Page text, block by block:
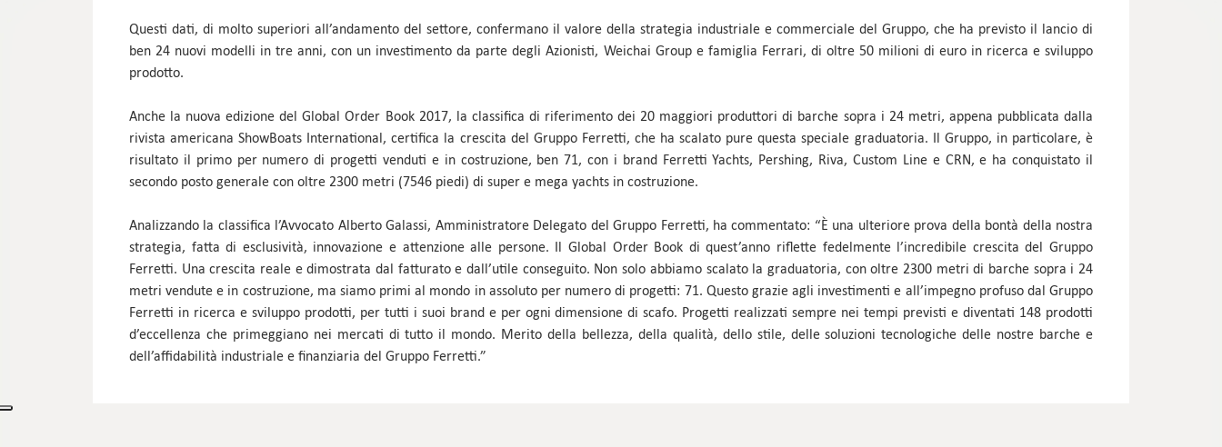
Questi dati, di molto superiori all’andamento del settore, confermano il valore della strategia industriale e commerciale del Gruppo, che ha previsto il lancio di
ben 24 nuovi modelli in tre anni, con un investimento da parte degli Azionisti, Weichai Group e famiglia Ferrari, di oltre 50 milioni di euro in ricerca e sviluppo
prodotto.
Anche la nuova edizione del Global Order Book 2017, la classifica di riferimento dei 20 maggiori produttori di barche sopra i 24 metri, appena pubblicata dalla
rivista americana ShowBoats International, certifica la crescita del Gruppo Ferretti, che ha scalato pure questa speciale graduatoria. Il Gruppo, in particolare, è
risultato il primo per numero di progetti venduti e in costruzione, ben 71, con i brand Ferretti Yachts, Pershing, Riva, Custom Line e CRN, e ha conquistato il
secondo posto generale con oltre 2300 metri (7546 piedi) di super e mega yachts in costruzione.
Analizzando la classifica l’Avvocato Alberto Galassi, Amministratore Delegato del Gruppo Ferretti, ha commentato: “È una ulteriore prova della bontà della nostra
strategia, fatta di esclusività, innovazione e attenzione alle persone. Il Global Order Book di quest’anno riflette fedelmente l’incredibile crescita del Gruppo
Ferretti. Una crescita reale e dimostrata dal fatturato e dall’utile conseguito. Non solo abbiamo scalato la graduatoria, con oltre 2300 metri di barche sopra i 24
metri vendute e in costruzione, ma siamo primi al mondo in assoluto per numero di progetti: 71. Questo grazie agli investimenti e all’impegno profuso dal Gruppo
Ferretti in ricerca e sviluppo prodotti, per tutti i suoi brand e per ogni dimensione di scafo. Progetti realizzati sempre nei tempi previsti e diventati 148 prodotti
d’eccellenza che primeggiano nei mercati di tutto il mondo. Merito della bellezza, della qualità, dello stile, delle soluzioni tecnologiche delle nostre barche e
dell’affidabilità industriale e finanziaria del Gruppo Ferretti.”